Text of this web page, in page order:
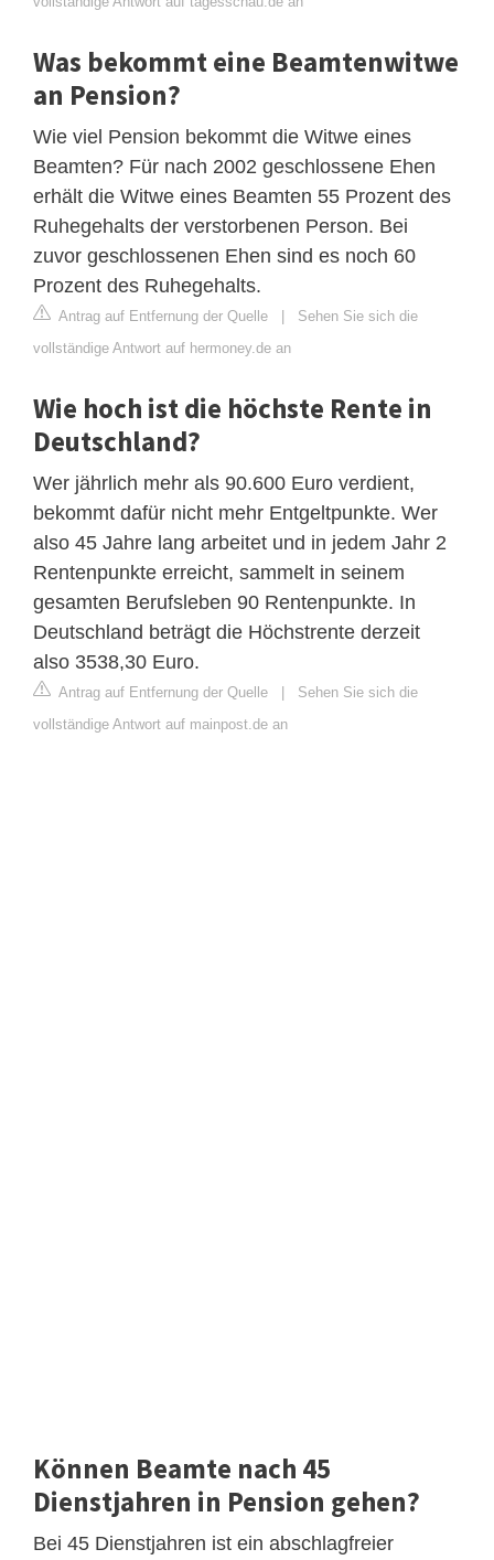
Was bekommt eine Beamtenwitwe
an Pension?
Wie viel Pension bekommt die Witwe eines
Beamten? Für nach 2002 geschlossene Ehen
erhält die Witwe eines Beamten 55 Prozent des
Ruhegehalts der verstorbenen Person. Bei
zuvor geschlossenen Ehen sind es noch 60
Prozent des Ruhegehalts.
Antrag auf Entfernung der Quelle | Sehen Sie sich die
vollständige Antwort auf hermoney.de an
Wie hoch ist die höchste Rente in
Deutschland?
Wer jährlich mehr als 90.600 Euro verdient,
bekommt dafür nicht mehr Entgeltpunkte. Wer
also 45 Jahre lang arbeitet und in jedem Jahr 2
Rentenpunkte erreicht, sammelt in seinem
gesamten Berufsleben 90 Rentenpunkte. In
Deutschland beträgt die Höchstrente derzeit
also 3538,30 Euro.
Antrag auf Entfernung der Quelle | Sehen Sie sich die
vollständige Antwort auf mainpost.de an
Können Beamte nach 45
Dienstjahren in Pension gehen?
Bei 45 Dienstjahren ist ein abschlagfreier